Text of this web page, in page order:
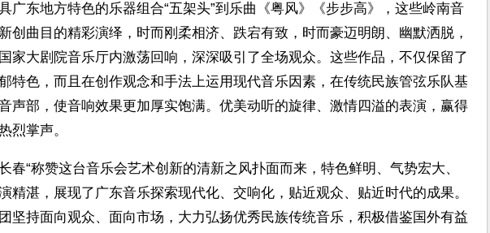
广东地方特色的乐器组合“五架头”到乐曲《粤风》《步步高》，这些岭南音
创曲目的精彩演绎，时而刚柔相济、跌宕有致，时而豪迈明朗、幽默洒脱，
家大剧院音乐厅内激荡回响，深深吸引了全场观众。这些作品，不仅保留了
特色，而且在创作观念和手法上运用现代音乐因素，在传统民族管弦乐队基
声部，使音响效果更加厚实饱满。优美动听的旋律、激情四溢的表演，赢得
烈掌声。
春“称赞这台音乐会艺术创新的清新之风扑面而来，特色鲜明、气势宏大、
精湛，展现了广东音乐探索现代化、交响化，贴近观众、贴近时代的成果。
坚持面向观众、面向市场，大力弘扬优秀民族传统音乐，积极借鉴国外有益